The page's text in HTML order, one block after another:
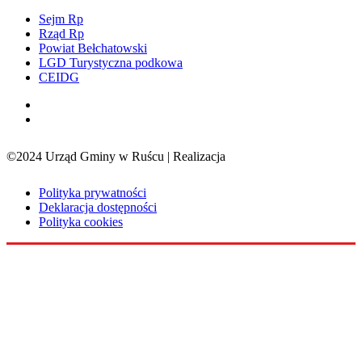
Sejm Rp
Rząd Rp
Powiat Bełchatowski
LGD Turystyczna podkowa
CEIDG
©2024 Urząd Gminy w Ruścu | Realizacja
Polityka prywatności
Deklaracja dostępności
Polityka cookies